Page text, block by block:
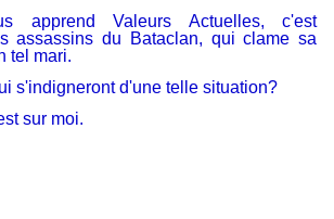
apprend Valeurs Actuelles, c'est
assassins du Bataclan, qui clame sa
tel mari.
s'indigneront d'une telle situation?
sur moi.